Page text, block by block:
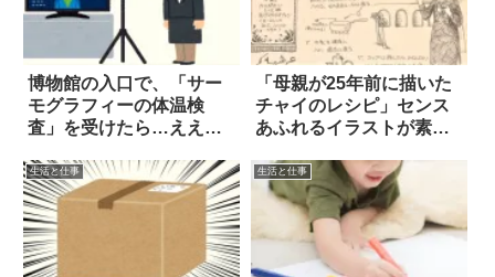
博物館の入口で、「サー
モグラフィーの体温検
査」を受けたら…ええ
「母親が25年前に描いた
チャイのレシピ」センス
あふれるイラストが素晴
生活と仕事 生活と仕事